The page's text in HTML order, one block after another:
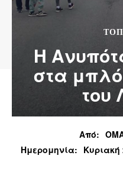
Η
στα
του
Από:
Ημερομηνία: Κυριακή